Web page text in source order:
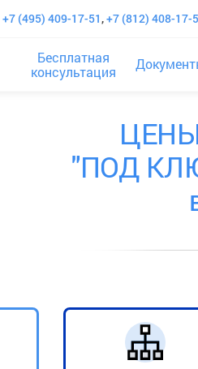
+7 (495) 409-17-51,+7 (812) 408-17-
Бесплатная
консультация
"ПОД